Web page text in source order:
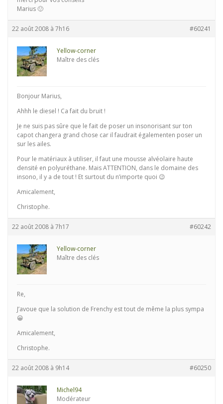
Marius 🙂
22 août 2008 à 7h16 #60241
Yellow-corner
Maître des clés
Bonjour Marius,
Ahhh le diesel ! Ca fait du bruit !
Je ne suis pas sûre que le fait de poser un insonorisant sur ton
capot changera grand chose car il faudrait égalementen poser un
sur les ailes.
Pour le matériaux à utiliser, il faut une mousse alvéolaire haute
densité en polyuréthane. Mais ATTENTION, dans le domaine des
insono, il y a de tout ! Et surtout du n’importe quoi 😉
Amicalement,
Christophe.
22 août 2008 à 7h17 #60242
Yellow-corner
Maître des clés
Re,
J’avoue que la solution de Frenchy est tout de même la plus sympa
😀
Amicalement,
Christophe.
22 août 2008 à 9h14 #60250
Michel94
Modérateur